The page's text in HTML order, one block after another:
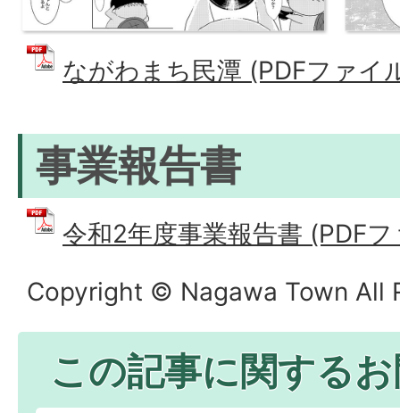
ながわまち民潭 (PDFファイ
事業報告書
令和2年度事業報告書 (PDF
Copyright © Nagawa Town All
この記事に関する